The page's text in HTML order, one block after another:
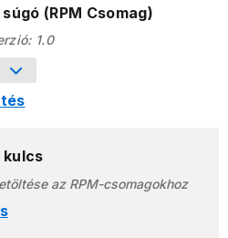
(RPM Csomag)
1.0
kulcs
az RPM-csomagokhoz